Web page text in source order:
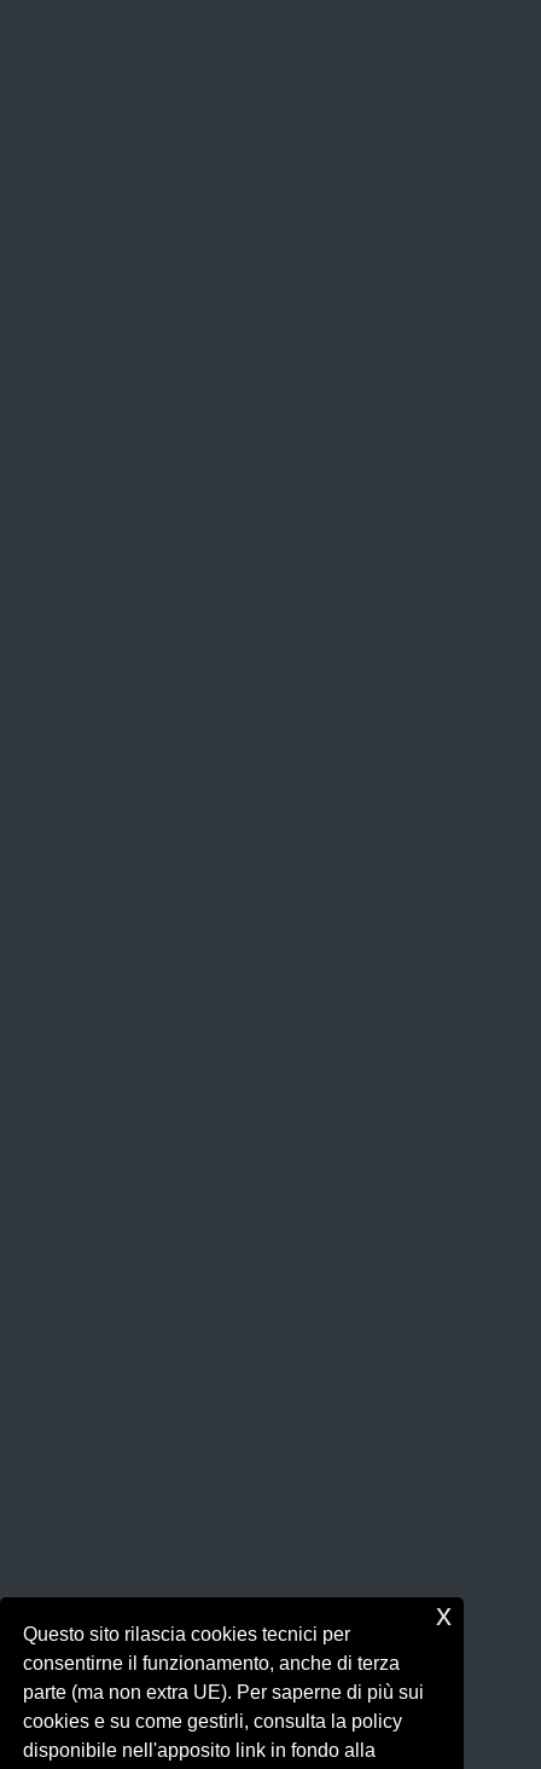
Questo sito rilascia cookies tecnici per
consentirne il funzionamento, anche di terza
parte (ma non extra UE). Per saperne di più sui
cookies e su come gestirli, consulta la policy
disponibile nell'apposito link in fondo alla
x